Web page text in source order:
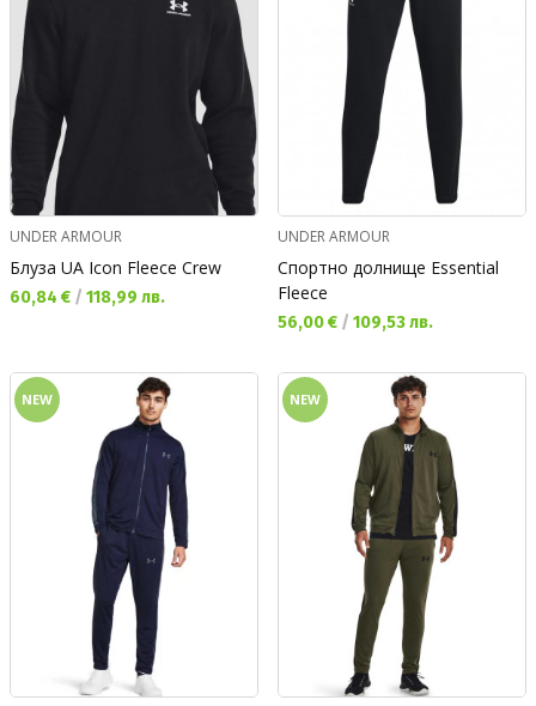
UNDER ARMOUR
Блуза UA Icon Fleece Crew
Текуща цена:
60,84 € / 118,99 лв.
UNDER ARMOUR
Спортно долнище Essential
Fleece
Текуща цена:
56,00 € / 109,53 лв.
NEW NEW